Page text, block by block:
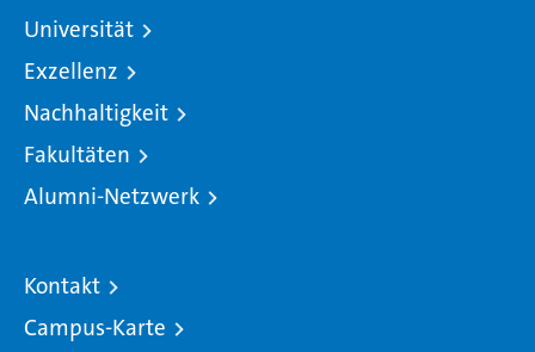
Universität
Exzellenz
Nachhaltigkeit
Fakultäten
Alumni-Netzwerk
Kontakt
Campus-Karte